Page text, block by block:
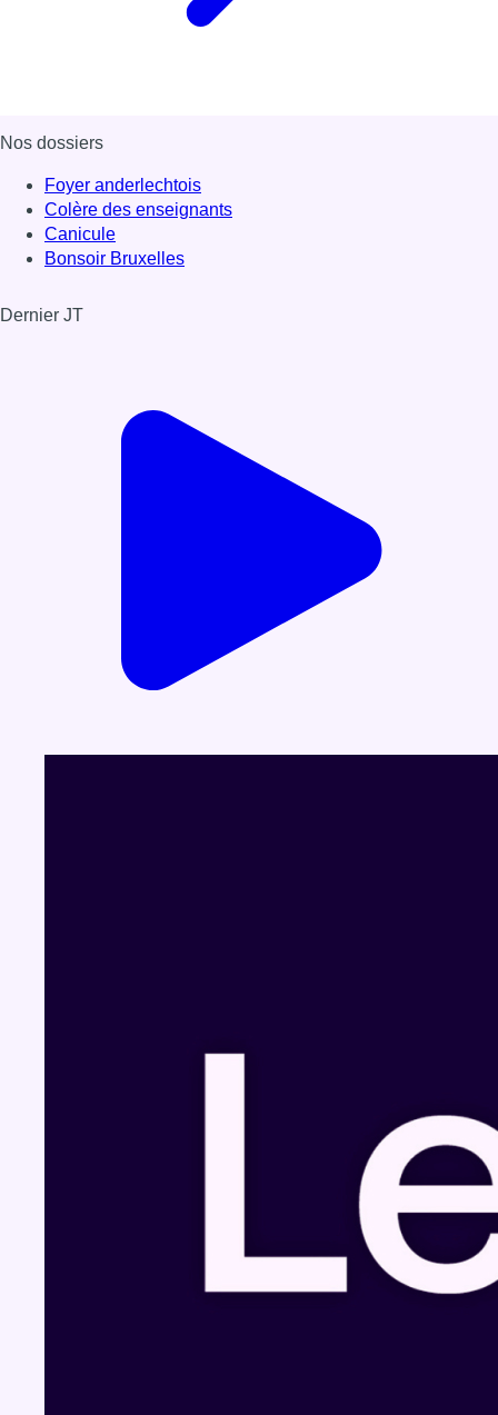
Nos dossiers
Foyer anderlechtois
Colère des enseignants
Canicule
Bonsoir Bruxelles
Dernier JT